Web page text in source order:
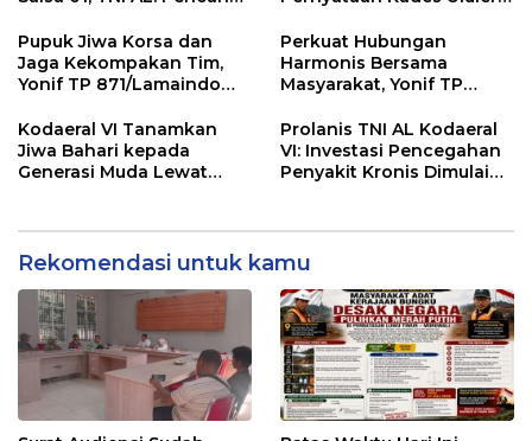
Seluruh Korban
Ditemukan
Dokumen Pemerintah
Pupuk Jiwa Korsa dan
Jaga Kekompakan Tim,
Yonif TP 871/Lamaindo
Nobar Piala Dunia
Perkuat Hubungan
Harmonis Bersama
Masyarakat, Yonif TP
Selenggarakan Nobar
Bola Gembira
Kodaeral VI Tanamkan
Jiwa Bahari kepada
Generasi Muda Lewat
Prolanis TNI AL Kodaeral
VI: Investasi Pencegahan
Penyakit Kronis Dimulai
Rekomendasi untuk kamu